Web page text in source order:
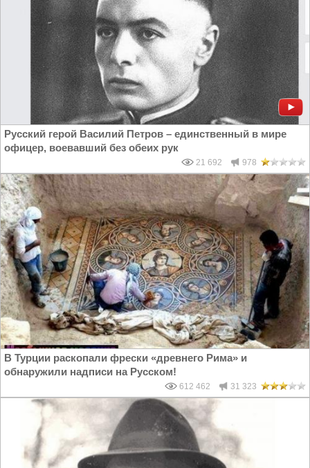
Русский герой Василий Петров – единственный в мире
офицер, воевавший без обеих рук
21 692 978
В Турции раскопали фрески «древнего Рима» и
обнаружили надписи на Русском!
612 462 31 323